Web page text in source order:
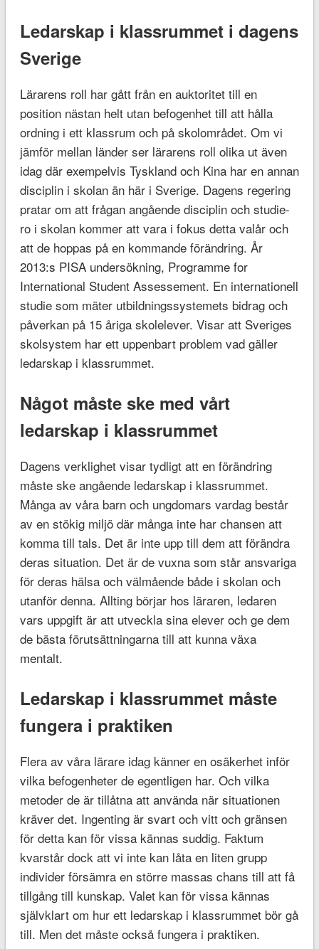
Ledarskap i klassrummet i dagens
Sverige
Lärarens roll har gått från en auktoritet till en
position nästan helt utan befogenhet till att hålla
ordning i ett klassrum och på skolområdet. Om vi
jämför mellan länder ser lärarens roll olika ut även
idag där exempelvis Tyskland och Kina har en annan
disciplin i skolan än här i Sverige. Dagens regering
pratar om att frågan angående disciplin och studie-
ro i skolan kommer att vara i fokus detta valår och
att de hoppas på en kommande förändring. År
2013:s PISA undersökning, Programme for
International Student Assessement. En internationell
studie som mäter utbildningssystemets bidrag och
påverkan på 15 åriga skolelever. Visar att Sveriges
skolsystem har ett uppenbart problem vad gäller
ledarskap i klassrummet.
Något måste ske med vårt
ledarskap i klassrummet
Dagens verklighet visar tydligt att en förändring
måste ske angående ledarskap i klassrummet.
Många av våra barn och ungdomars vardag består
av en stökig miljö där många inte har chansen att
komma till tals. Det är inte upp till dem att förändra
deras situation. Det är de vuxna som står ansvariga
för deras hälsa och välmående både i skolan och
utanför denna. Allting börjar hos läraren, ledaren
vars uppgift är att utveckla sina elever och ge dem
de bästa förutsättningarna till att kunna växa
mentalt.
Ledarskap i klassrummet måste
fungera i praktiken
Flera av våra lärare idag känner en osäkerhet inför
vilka befogenheter de egentligen har. Och vilka
metoder de är tillåtna att använda när situationen
kräver det. Ingenting är svart och vitt och gränsen
för detta kan för vissa kännas suddig. Faktum
kvarstår dock att vi inte kan låta en liten grupp
individer försämra en större massas chans till att få
tillgång till kunskap. Valet kan för vissa kännas
självklart om hur ett ledarskap i klassrummet bör gå
till. Men det måste också fungera i praktiken.